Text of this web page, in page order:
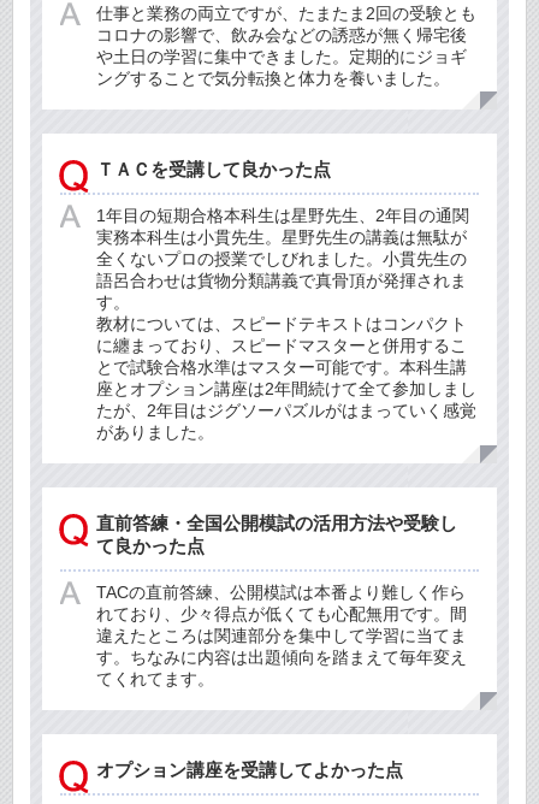
仕事と業務の両立ですが、たまたま2回の受験とも
コロナの影響で、飲み会などの誘惑が無く帰宅後
や土日の学習に集中できました。定期的にジョギ
ングすることで気分転換と体力を養いました。
ＴＡＣを受講して良かった点
1年目の短期合格本科生は星野先生、2年目の通関
実務本科生は小貫先生。星野先生の講義は無駄が
全くないプロの授業でしびれました。小貫先生の
語呂合わせは貨物分類講義で真骨頂が発揮されま
す。
教材については、スピードテキストはコンパクト
に纏まっており、スピードマスターと併用するこ
とで試験合格水準はマスター可能です。本科生講
座とオプション講座は2年間続けて全て参加しまし
たが、2年目はジグソーパズルがはまっていく感覚
がありました。
直前答練・全国公開模試の活用方法や受験し
て良かった点
TACの直前答練、公開模試は本番より難しく作ら
れており、少々得点が低くても心配無用です。間
違えたところは関連部分を集中して学習に当てま
す。ちなみに内容は出題傾向を踏まえて毎年変え
てくれてます。
オプション講座を受講してよかった点